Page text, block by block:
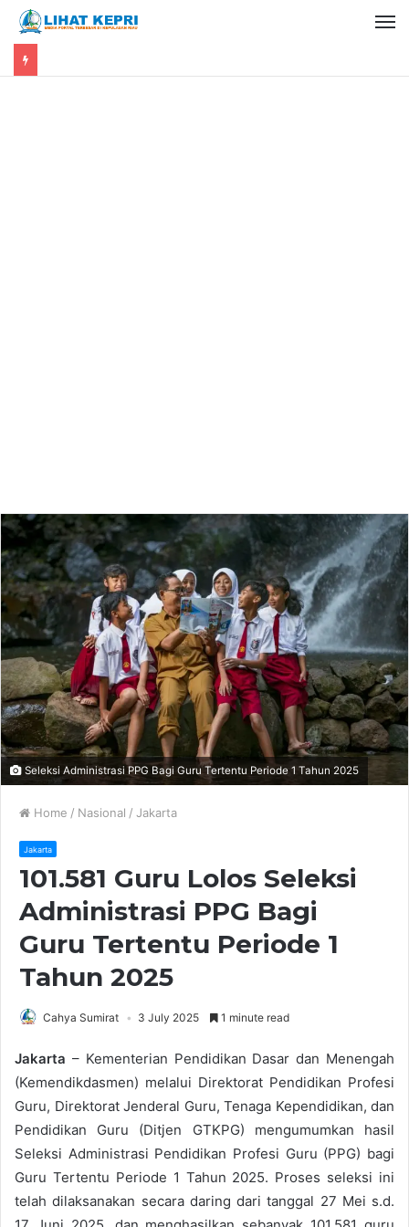
Seleksi Administrasi PPG Bagi Guru Tertentu Periode 1 Tahun 2025
Home / Nasional / Jakarta
Jakarta
101.581 Guru Lolos Seleksi
Administrasi PPG Bagi
Guru Tertentu Periode 1
Tahun 2025
Cahya Sumirat 3 July 2025 1 minute read
Jakarta – Kementerian Pendidikan Dasar dan Menengah
(Kemendikdasmen) melalui Direktorat Pendidikan Profesi
Guru, Direktorat Jenderal Guru, Tenaga Kependidikan, dan
Pendidikan Guru (Ditjen GTKPG) mengumumkan hasil
Seleksi Administrasi Pendidikan Profesi Guru (PPG) bagi
Guru Tertentu Periode 1 Tahun 2025. Proses seleksi ini
telah dilaksanakan secara daring dari tanggal 27 Mei s.d.